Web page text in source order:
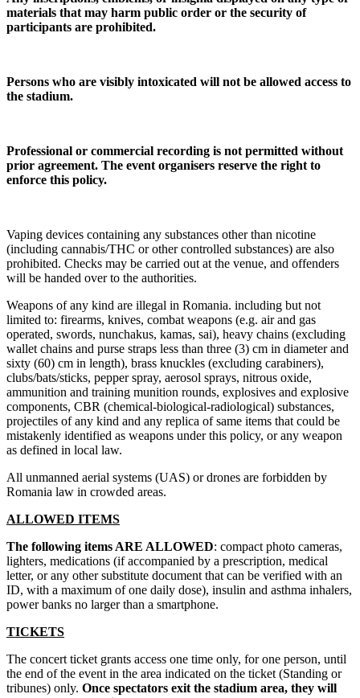
materials that may harm public order or the security of
participants are prohibited.
Persons who are visibly intoxicated will not be allowed access to
the stadium.
Professional or commercial recording is not permitted without
prior agreement. The event organisers reserve the right to
enforce this policy.
Vaping devices containing any substances other than nicotine
(including cannabis/THC or other controlled substances) are also
prohibited. Checks may be carried out at the venue, and offenders
will be handed over to the authorities.
Weapons of any kind are illegal in Romania. including but not
limited to: firearms, knives, combat weapons (e.g. air and gas
operated, swords, nunchakus, kamas, sai), heavy chains (excluding
wallet chains and purse straps less than three (3) cm in diameter and
sixty (60) cm in length), brass knuckles (excluding carabiners),
clubs/bats/sticks, pepper spray, aerosol sprays, nitrous oxide,
ammunition and training munition rounds, explosives and explosive
components, CBR (chemical-biological-radiological) substances,
projectiles of any kind and any replica of same items that could be
mistakenly identified as weapons under this policy, or any weapon
as defined in local law.
All unmanned aerial systems (UAS) or drones are forbidden by
Romania law in crowded areas.
ALLOWED ITEMS
The following items ARE ALLOWED: compact photo cameras,
lighters, medications (if accompanied by a prescription, medical
letter, or any other substitute document that can be verified with an
ID, with a maximum of one daily dose), insulin and asthma inhalers,
power banks no larger than a smartphone.
TICKETS
The concert ticket grants access one time only, for one person, until
the end of the event in the area indicated on the ticket (Standing or
tribunes) only. Once spectators exit the stadium area, they will